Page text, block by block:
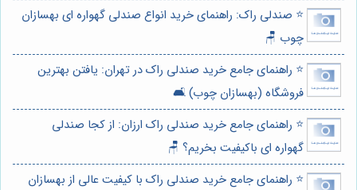
⭐️ صندلی راک: راهنمای خرید انواع صندلی گهواره ای بهسازان
چوب 🪑
⭐️ راهنمای جامع خرید صندلی راک در تهران: یافتن بهترین
فروشگاه (بهسازان چوب) 🛋️
⭐️ راهنمای جامع خرید صندلی راک ارزان: از کجا صندلی
گهواره ای باکیفیت بخریم؟ 🪑
⭐️ راهنمای جامع خرید صندلی راک با کیفیت عالی از بهسازان